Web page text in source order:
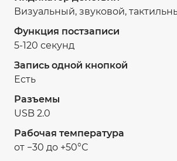
Визуальный, звуковой,
Функция постзаписи
5-120 секунд
Запись одной кнопкой
Есть
Разъемы
USB 2.0
Рабочая температура
от −30 до +50°С